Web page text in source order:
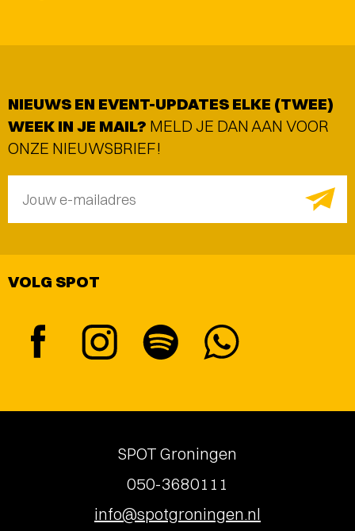
NIEUWS EN EVENT-UPDATES ELKE (TWEE)
WEEK IN JE MAIL? MELD JE DAN AAN VOOR
ONZE NIEUWSBRIEF!
Jouw e-mailadres
VOLG SPOT
SPOT Groningen
050-3680111
info@spotgroningen.nl